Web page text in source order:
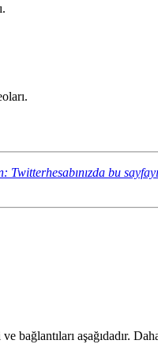
Twitterhesabınızda bu
aşağıdadır.